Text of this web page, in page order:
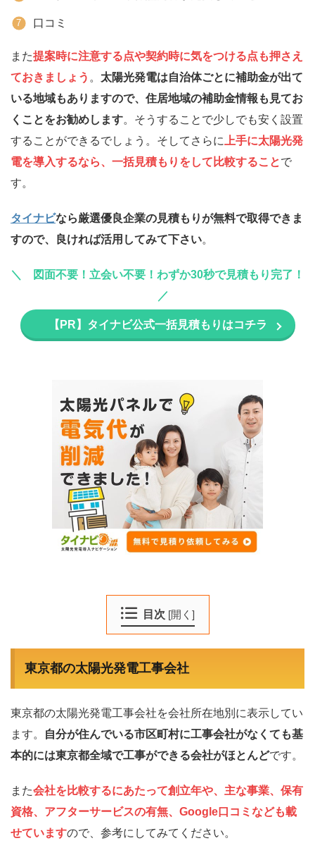
口コミ
また提案時に注意する点や契約時に気をつける点も押さえ
ておきましょう 。 太陽光発電は自治体ごとに補助金が出て
いる地域もありますので、住居地域の補助金情報も見てお
くことをお勧めします。そうすることで少しでも安く設置
することができるでしょう。そしてさらに
上手に太陽光発
電を導入するなら、一括見積もりをして比較することで
す。
タイナビなら厳選優良企業の見積もりが無料で取得できま
すので、良ければ活用してみて下さい。
図面不要！立会い不要！わずか30秒で見積もり完了！
【PR】タイナビ公式一括見積もりはコチラ
目次 [開く ]
東京都の太陽光発電工事会社
東京都の太陽光発電工事会社を会社所在地別に表示してい
ます。
自分が住んでいる市区町村に工事会社がなくても基
本的には東京都全域で工事ができる会社がほとんどです。
また会社を比較するにあたって創立年や、主な事業、保有
資格、アフターサービスの有無、Google口コミなども載
せていますので、参考にしてみてください。